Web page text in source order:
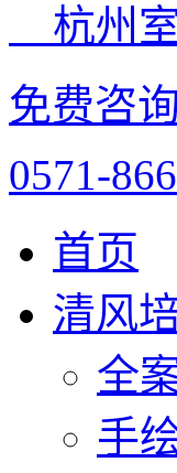
杭州
免费咨
0571-
首页
清风
全
手